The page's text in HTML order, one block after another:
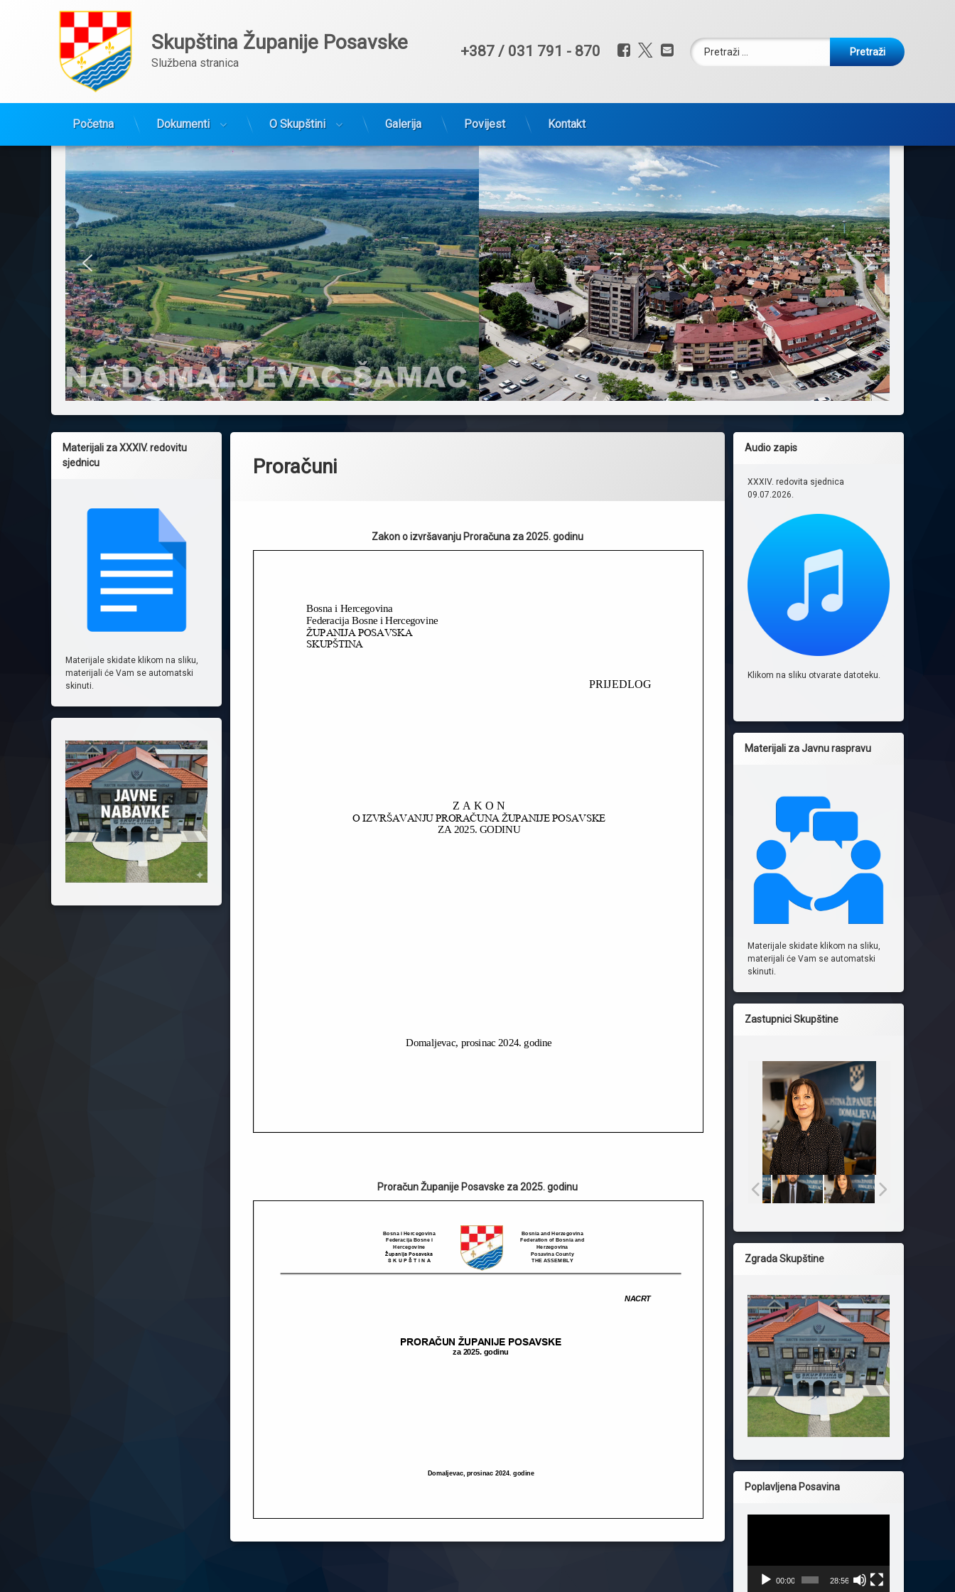
Preskoči
Skupština Županije Posavske
Službena stranica
Broj telefona
+387 / 031 791 - 870 Facebook
X.com
E-mail
Pretraži:
Početna Dokumenti O Skupštini Galerija Povijest Kontakt
Proračuni
Zakon o izvršavanju Proračuna za 2025. godinu
Proračun Županije Posavske za 2025. godinu
Materijali za XXXIV. redovitu
sjednicu
Materijale skidate klikom na sliku,
materijali će Vam se automatski
skinuti.
Audio zapis
XXXIV. redovita sjednica
09.07.2026.
Klikom na sliku otvarate datoteku.
Materijali za Javnu raspravu
Materijale skidate klikom na sliku,
materijali će Vam se automatski
skinuti.
Zastupnici Skupštine
Zgrada Skupštine
Poplavljena Posavina
00:00 28:56